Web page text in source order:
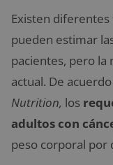
Existen
pueden estimar
pacientes, pero la
actual. De
Nutrition, los
adultos con
peso corporal por